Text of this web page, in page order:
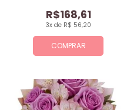
COMPRAR
3x de R$ 56,20
R$168,61